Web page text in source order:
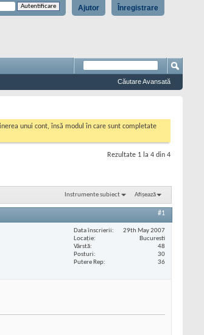
Înregistrare
Ajutor
Căutare Avansată
unui cont, însă modul în care sunt completate
Rezultate 1 la 4 din 4
Instrumente subiect Afișează
#1
Data înscrierii
29th May 2007
Locaţie
Bucuresti
Vârstă
48
Posturi
30
Putere Rep
36